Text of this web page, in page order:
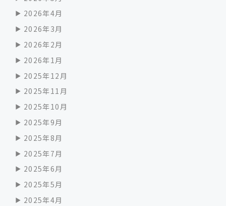
2026年4月
2026年3月
2026年2月
2026年1月
2025年12月
2025年11月
2025年10月
2025年9月
2025年8月
2025年7月
2025年6月
2025年5月
2025年4月